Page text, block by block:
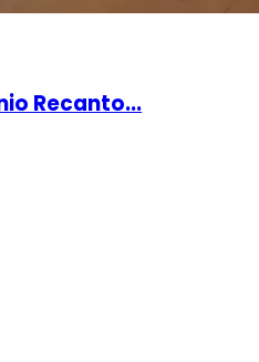
Recanto...